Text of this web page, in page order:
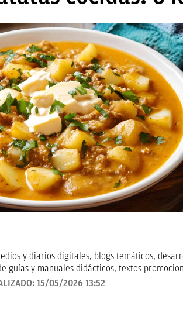
y diarios digitales, blogs temáticos,
guías y manuales didácticos, textos
marketing, artículos de opinión, relatos y
y revisado, así como a la curación y
15/05/2026 13:52